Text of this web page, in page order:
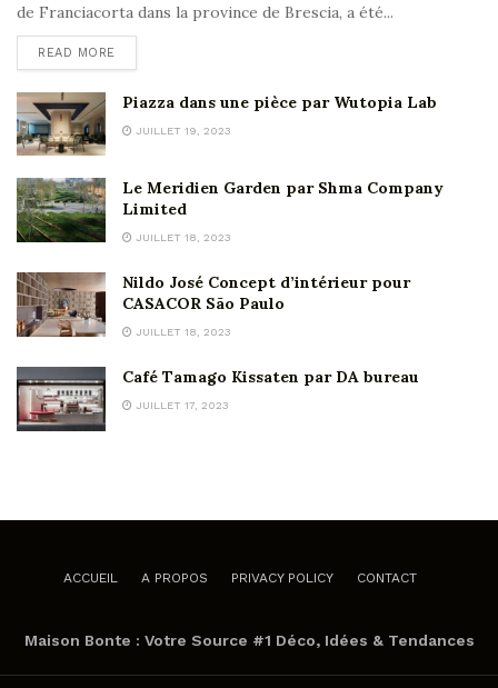
de Franciacorta dans la province de Brescia, a été...
READ MORE
Piazza dans une pièce par Wutopia Lab
JUILLET 19, 2023
Le Meridien Garden par Shma Company
Limited
JUILLET 18, 2023
Nildo José Concept d’intérieur pour
CASACOR São Paulo
JUILLET 18, 2023
Café Tamago Kissaten par DA bureau
JUILLET 17, 2023
ACCUEIL A PROPOS PRIVACY POLICY CONTACT
Maison Bonte : Votre Source #1 Déco, Idées & Tendances